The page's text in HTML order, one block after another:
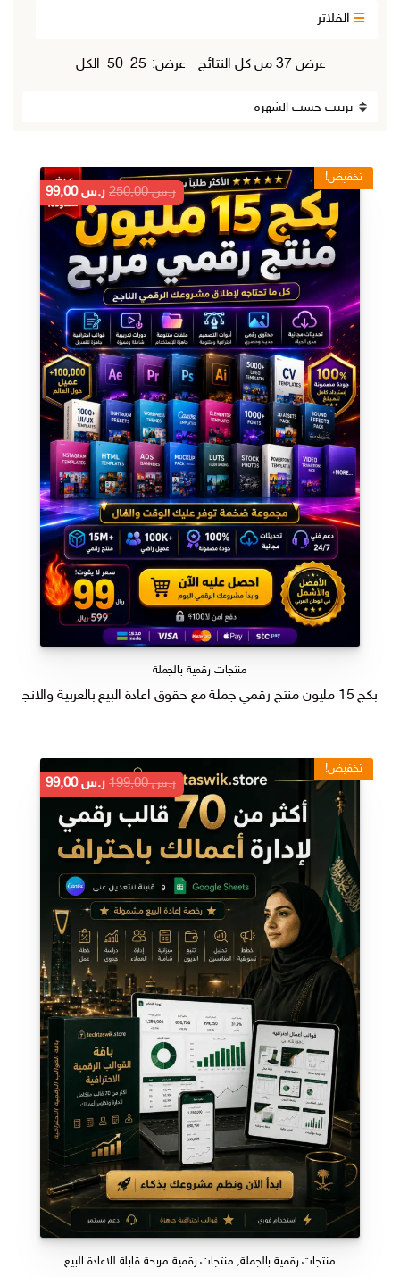
الفلاتر
عرض ⁦37⁩ من كل النتائج
تم عرض: 25
50 الكل
تخفيض!
منتجات رقمية بالجملة
بكج 15 مليون منتج رقمي جملة مع حقوق اعادة البيع بالعربية والانجليزي
ر.س250,00
السعر
الأصلي
هو:
ر.س 250,00.
ر.س99,00
السعر
الحالي
تخفيض!
منتجات رقمية بالجملة, منتجات رقمية مربحة قابلة للاعادة البيع
ر.س199,00
السعر
الأصلي
هو:
ر.س 199,00.
ر.س99,00
السعر